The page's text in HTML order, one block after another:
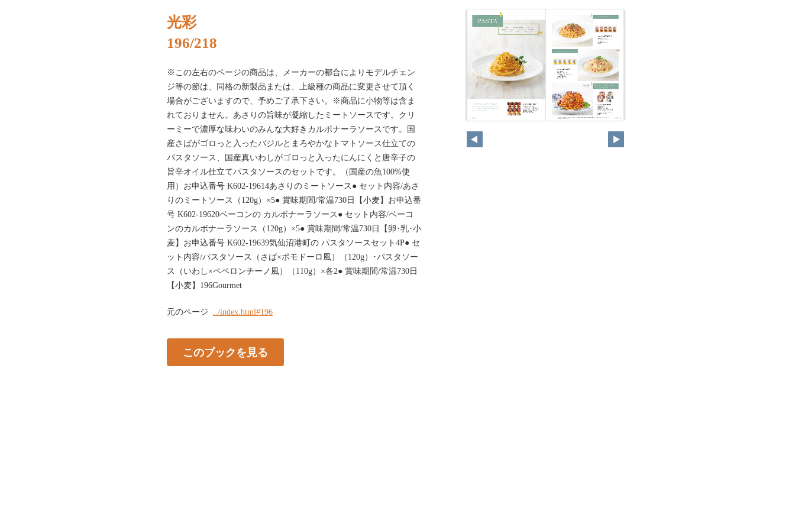
光彩
196/218
※この左右のページの商品は、メーカーの都合によりモデルチェン
ジ等の節は、同格の新製品または、上級種の商品に変更させて頂く
場合がございますので、予めご了承下さい。※商品に小物等は含ま
れておりません。あさりの旨味が凝縮したミートソースです。クリ
ーミーで濃厚な味わいのみんな大好きカルボナーラソースです。国
産さばがゴロっと入ったバジルとまろやかなトマトソース仕立ての
パスタソース、国産真いわしがゴロっと入ったにんにくと唐辛子の
旨辛オイル仕立てパスタソースのセットです。（国産の魚100%使
用）お申込番号 K602-19614あさりのミートソース● セット内容/あさ
りのミートソース（120g）×5● 賞味期間/常温730日【小麦】お申込番
号 K602-19620ベーコンの カルボナーラソース● セット内容/ベーコ
ンのカルボナーラソース（120g）×5● 賞味期間/常温730日【卵･乳･小
麦】お申込番号 K602-19639気仙沼港町の パスタソースセット4P● セ
ット内容/パスタソース（さば×ポモドーロ風）（120g）･パスタソー
ス（いわし×ペペロンチーノ風）（110g）×各2● 賞味期間/常温730日
【小麦】196Gourmet
元のページ ../index.html#196
このブックを見る